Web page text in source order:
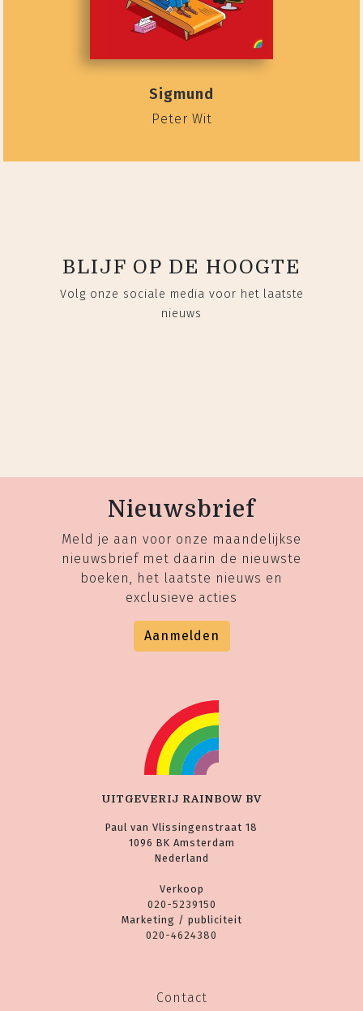
Sigmund
Peter Wit
BLIJF OP DE HOOGTE
Volg onze sociale media voor het laatste
nieuws
Nieuwsbrief
Meld je aan voor onze maandelijkse
nieuwsbrief met daarin de nieuwste
boeken, het laatste nieuws en
exclusieve acties
Aanmelden
UITGEVERIJ RAINBOW BV
Paul van Vlissingenstraat 18
1096 BK Amsterdam
Nederland
Verkoop
020-5239150
Marketing / publiciteit
020-4624380
Contact